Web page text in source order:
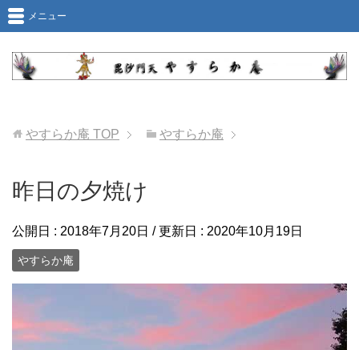
メニュー
やすらか庵 TOP やすらか庵
昨日の夕焼け
公開日 : 2018年7月20日 / 更新日 : 2020年10月19日
やすらか庵